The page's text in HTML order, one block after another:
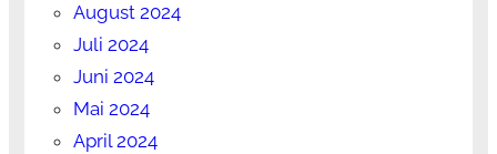
August 2024
Juli 2024
Juni 2024
Mai 2024
April 2024